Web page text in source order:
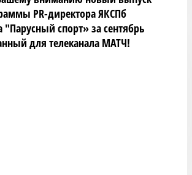
PR-директора ЯКСПб
спорт» за сентябрь
для телеканала МАТЧ!